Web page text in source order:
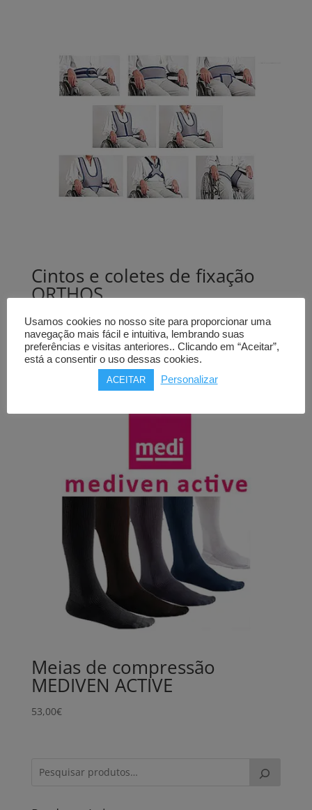
Cintos e coletes de fixação
ORTHOS
para cadeiras de rodas,
vários modelos
36,00€ – 62,00 €Price
range:
36,00€
Meias de compressão
MEDIVEN ACTIVE
53,00€
Usamos cookies no nosso site para proporcionar uma
navegação mais fácil e intuitiva, lembrando suas
preferências e visitas anteriores.. Clicando em “Aceitar”,
está a consentir o uso dessas cookies.
ACEITAR Personalizar